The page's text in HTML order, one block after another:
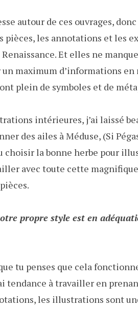
autour de ces ouvrages,
pièces, les annotations et les
Et elles ne
maximum d’informations
plein de symboles et de
intérieures, j’ai laissé
des ailes à Méduse, (Si
la bonne herbe pour
avec toute cette
propre style est en
tu penses que cela
tendance à travailler en
les illustrations sont